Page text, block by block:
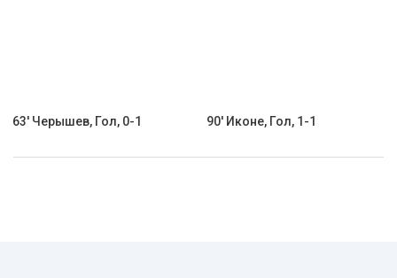
63' Черышев, Гол, 0-1 90' Иконе, Гол, 1-1